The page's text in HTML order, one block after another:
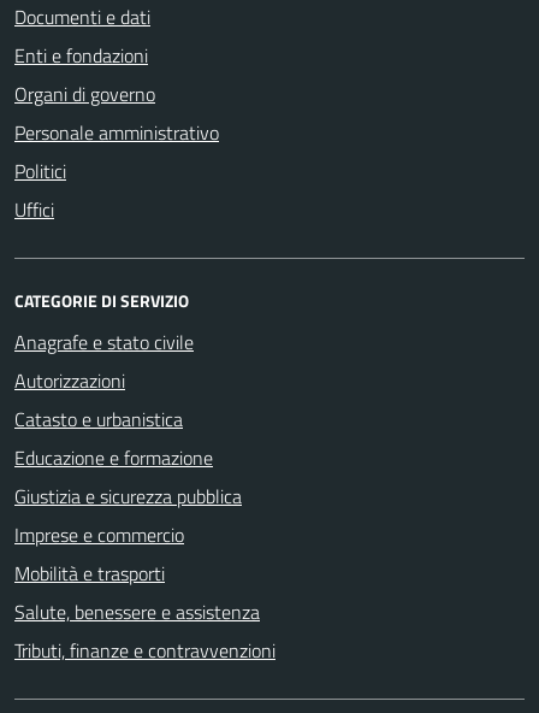
Documenti e dati
Enti e fondazioni
Organi di governo
Personale amministrativo
Politici
Uffici
CATEGORIE DI SERVIZIO
Anagrafe e stato civile
Autorizzazioni
Catasto e urbanistica
Educazione e formazione
Giustizia e sicurezza pubblica
Imprese e commercio
Mobilità e trasporti
Salute, benessere e assistenza
Tributi, finanze e contravvenzioni